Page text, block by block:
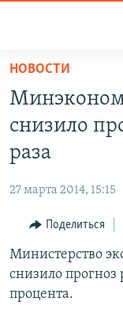
Вернуться
основному
содержанию
главной
навигации
Вернутся
поиску
ТАДЖИКИСТАН
ВОЙНА В УКРАИНЕ
ҚАЗАҚША
КЫРГЫЗЧА
ЎЗБЕКЧА
Все сайты РСЕ/
НОВОСТИ
снизило
раза
27 марта 2014, 15:15
Поделиться
Министерство
снизило прогноз
процента.